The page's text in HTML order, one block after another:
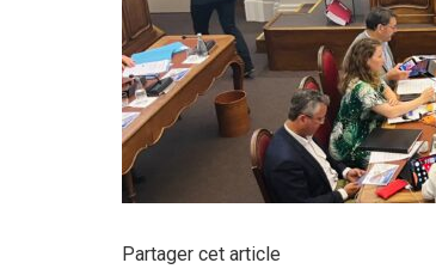
Partager cet article